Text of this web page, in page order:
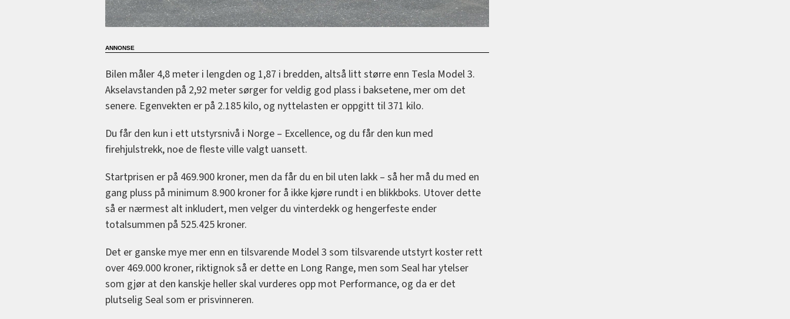
Bilen måler 4,8 meter i lengden og 1,87 i bredden, altså litt større enn Tesla Model 3.
Akselavstanden på 2,92 meter sørger for veldig god plass i baksetene, mer om det
senere. Egenvekten er på 2.185 kilo, og nyttelasten er oppgitt til 371 kilo.
Du får den kun i ett utstyrsnivå i Norge – Excellence, og du får den kun med
firehjulstrekk, noe de fleste ville valgt uansett.
Startprisen er på 469.900 kroner, men da får du en bil uten lakk – så her må du med en
gang pluss på minimum 8.900 kroner for å ikke kjøre rundt i en blikkboks. Utover dette
så er nærmest alt inkludert, men velger du vinterdekk og hengerfeste ender
totalsummen på 525.425 kroner.
Det er ganske mye mer enn en tilsvarende Model 3 som tilsvarende utstyrt koster rett
over 469.000 kroner, riktignok så er dette en Long Range, men som Seal har ytelser
som gjør at den kanskje heller skal vurderes opp mot Performance, og da er det
plutselig Seal som er prisvinneren.